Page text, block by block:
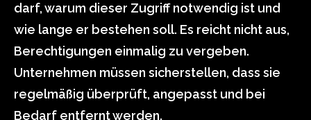
darf, warum dieser Zugriff notwendig ist und
wie lange er bestehen soll. Es reicht nicht aus,
Berechtigungen einmalig zu vergeben.
Unternehmen müssen sicherstellen, dass sie
regelmäßig überprüft, angepasst und bei
Bedarf entfernt werden.